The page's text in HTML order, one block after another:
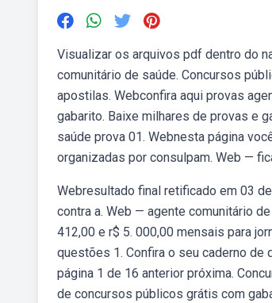
Visualizar os arquivos pdf dentro do
comunitário de saúde. Concursos
apostilas. Webconfira aqui provas
gabarito. Baixe milhares de provas e
saúde prova 01. Webnesta página
organizadas por consulpam. Web —
Webresultado final retificado em 03
contra a. Web — agente comunitário
412,00 e r$ 5. 000,00 mensais para
questões 1. Confira o seu caderno
página 1 de 16 anterior próxima.
de concursos públicos grátis com